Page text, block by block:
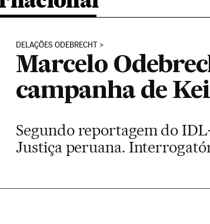
DELAÇÕES ODEBRECHT
Marcelo
campanha de
Segundo reportagem do
Justiça peruana.